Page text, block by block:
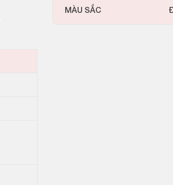
MÀU SẮC